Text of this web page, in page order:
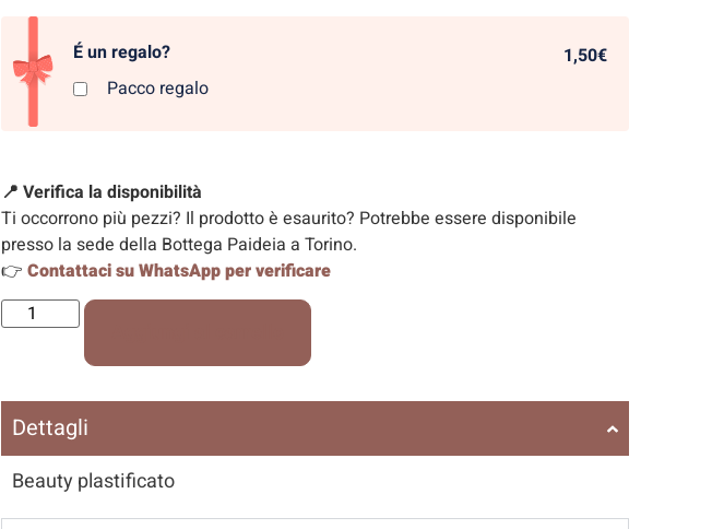
É un regalo?
Pacco regalo
1,50€
📍 Verifica la disponibilità
Ti occorrono più pezzi? Il prodotto è esaurito? Potrebbe essere disponibile
presso la sede della Bottega Paideia a Torino.
👉 Contattaci su WhatsApp per verificare
Dettagli
Beauty plastificato